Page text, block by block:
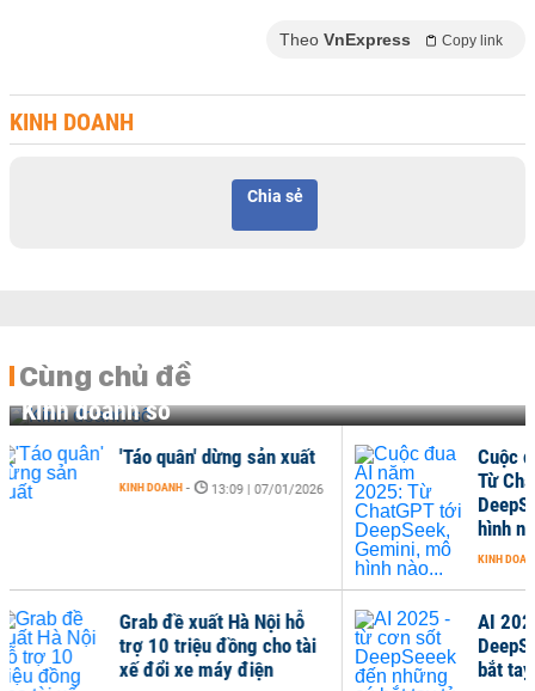
Theo VnExpress Copy link
KINH DOANH
Chia sẻ
Cùng chủ đề
Kinh doanh số
Cuộc đua AI năm 2025:
Từ ChatGPT tới
DeepSeek, Gemini, mô
07:56 | 17/12/2025
AI 2025 - từ cơn sốt
DeepSeeek đến những cú
bắt tay tỷ USD